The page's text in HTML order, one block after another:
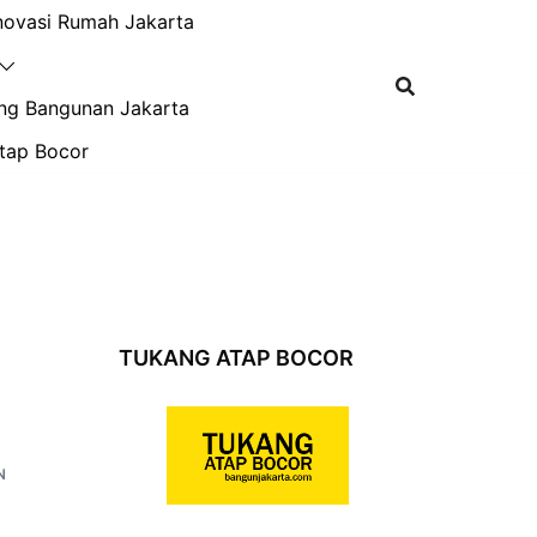
Rumah Jakarta
Bangunan Jakarta
Bocor
TUKANG ATAP BOCOR